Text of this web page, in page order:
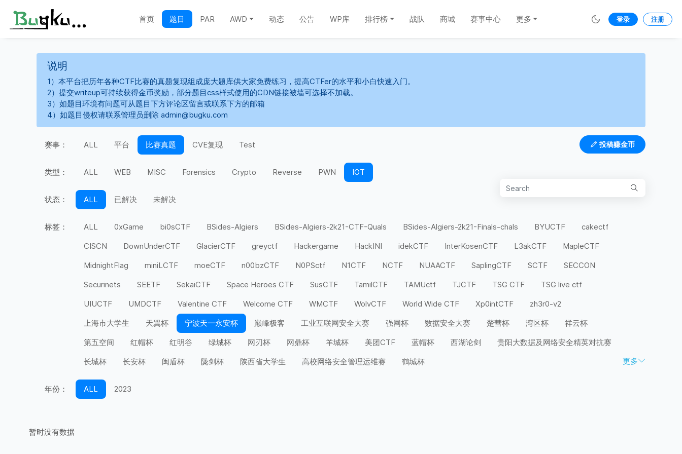
首页 题目 PAR AWD 动态 公告 WP库 排行榜 战队 商城 赛事中心 更多 登录 注册
说明
1）本平台把历年各种CTF比赛的真题复现组成庞大题库供大家免费练习，提高CTFer的水平和小白快速入门。
2）提交writeup可持续获得金币奖励，部分题目css样式使用的CDN链接被墙可选择不加载。
3）如题目环境有问题可从题目下方评论区留言或联系下方的邮箱
4）如题目侵权请联系管理员删除 admin@bugku.com
赛事： ALL 平台 比赛真题 CVE复现 Test
类型： ALL WEB MISC Forensics Crypto Reverse PWN IOT
状态： ALL 已解决 未解决
投稿赚金币
标签： ALL 0xGame bi0sCTF BSides-Algiers BSides-Algiers-2k21-CTF-Quals BSides-Algiers-2k21-Finals-chals BYUCTF
cakectf
CISCN
DownUnderCTF GlacierCTF greyctf Hackergame HackINI idekCTF InterKosenCTF L3akCTF
MapleCTF
MidnightFlag
miniLCTF moeCTF n00bzCTF N0PSctf N1CTF NCTF NUAACTF SaplingCTF SCTF
SECCON
Securinets
SEETF SekaiCTF Space Heroes CTF SusCTF TamilCTF TAMUctf TJCTF TSG CTF
TSG live ctf
UIUCTF
UMDCTF Valentine CTF Welcome CTF WMCTF WolvCTF World Wide CTF Xp0intCTF
zh3r0-v2
上海市大学生
天翼杯 宁波天一永安杯 巅峰极客 工业互联网安全大赛 强网杯 数据安全大赛 楚彗杯 湾区杯
祥云杯
第五空间
红帽杯 红明谷 绿城杯 网刃杯 网鼎杯 羊城杯 美团CTF 蓝帽杯 西湖论剑
贵阳大数据及网络安全精英对抗赛
长城杯
长安杯 闽盾杯 陇剑杯 陕西省大学生 高校网络安全管理运维赛 鹤城杯 更多
年份： ALL 2023
暂时没有数据